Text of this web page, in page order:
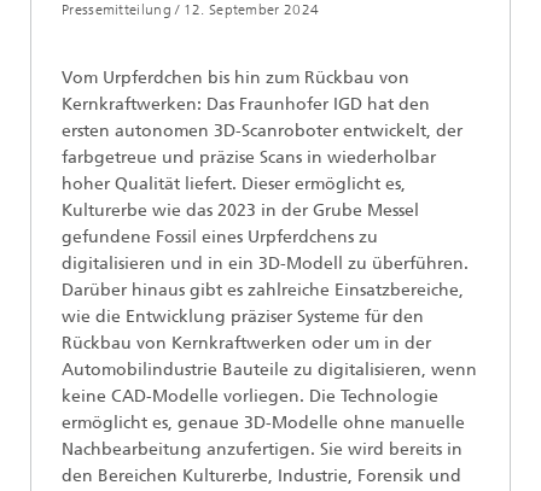
Pressemitteilung / 12. September 2024
Vom Urpferdchen bis hin zum Rückbau von
Kernkraftwerken: Das Fraunhofer IGD hat den
ersten autonomen 3D-Scanroboter entwickelt, der
farbgetreue und präzise Scans in wiederholbar
hoher Qualität liefert. Dieser ermöglicht es,
Kulturerbe wie das 2023 in der Grube Messel
gefundene Fossil eines Urpferdchens zu
digitalisieren und in ein 3D-Modell zu überführen.
Darüber hinaus gibt es zahlreiche Einsatzbereiche,
wie die Entwicklung präziser Systeme für den
Rückbau von Kernkraftwerken oder um in der
Automobilindustrie Bauteile zu digitalisieren, wenn
keine CAD-Modelle vorliegen. Die Technologie
ermöglicht es, genaue 3D-Modelle ohne manuelle
Nachbearbeitung anzufertigen. Sie wird bereits in
den Bereichen Kulturerbe, Industrie, Forensik und